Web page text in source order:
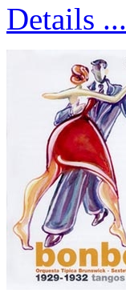
Details ...